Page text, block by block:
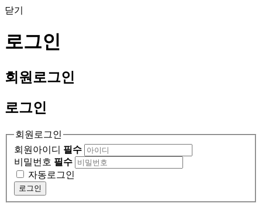
닫기
로그인
회원 로그인
로그인
회원로그인
회원아이디 필수
비밀번호 필수
자동로그인
로그인